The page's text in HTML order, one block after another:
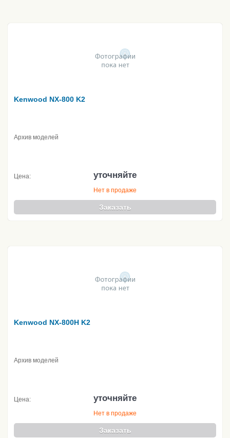
Kenwood NX-800 K2
Архив моделей
Цена: уточняйте
Нет в продаже
Заказать
Kenwood NX-800H K2
Архив моделей
Цена: уточняйте
Нет в продаже
Заказать